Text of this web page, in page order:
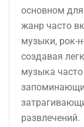
основном
жанр часто
музыки, рок-
создавая
музыка
развлечений.